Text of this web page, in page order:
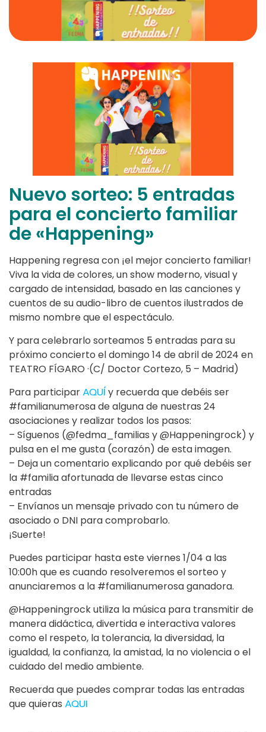
Nuevo sorteo: 5 entradas
para el concierto familiar
de «Happening»
Happening regresa con ¡el mejor concierto familiar!
Viva la vida de colores, un show moderno, visual y
cargado de intensidad, basado en las canciones y
cuentos de su audio-libro de cuentos ilustrados de
mismo nombre que el espectáculo.
Y para celebrarlo sorteamos 5 entradas para su
próximo concierto el domingo 14 de abril de 2024 en
TEATRO FÍGARO ·(C/ Doctor Cortezo, 5 – Madrid)
Para participarAQUÍy recuerda que debéis ser
#familianumerosa de alguna de nuestras 24
asociaciones y realizar todos los pasos:
– Síguenos (@fedma_familias y @Happeningrock) y
pulsa en el me gusta (corazón) de esta imagen.
– Deja un comentario explicando por qué debéis ser
la #familia afortunada de llevarse estas cinco
entradas
– Envíanos un mensaje privado con tu número de
asociado o DNI para comprobarlo.
¡Suerte!
Puedes participar hasta este viernes 1/04 a las
10:00h que es cuando resolveremos el sorteo y
anunciaremos a la #familianumerosa ganadora.
@Happeningrock utiliza la música para transmitir de
manera didáctica, divertida e interactiva valores
como el respeto, la tolerancia, la diversidad, la
igualdad, la confianza, la amistad, la no violencia o el
cuidado del medio ambiente.
Recuerda que puedes comprar todas las entradas
que quieras AQUI